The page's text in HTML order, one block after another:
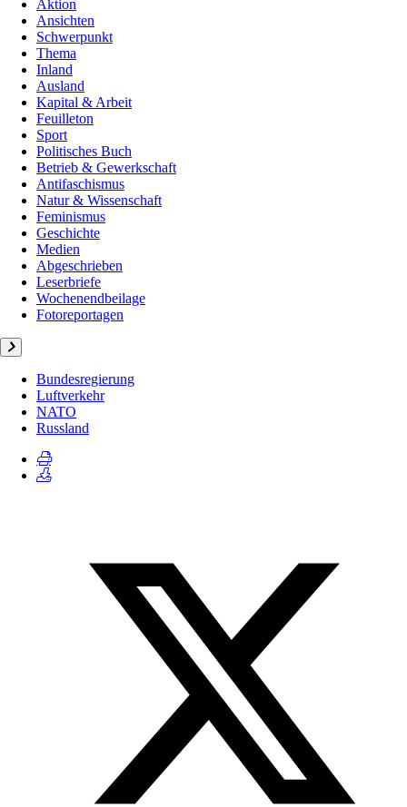
Aktion
Ansichten
Schwerpunkt
Thema
Inland
Ausland
Kapital & Arbeit
Feuilleton
Sport
Politisches Buch
Betrieb & Gewerkschaft
Antifaschismus
Natur & Wissenschaft
Feminismus
Geschichte
Medien
Abgeschrieben
Leserbriefe
Wochenendbeilage
Fotoreportagen
Bundesregierung
Luftverkehr
NATO
Russland